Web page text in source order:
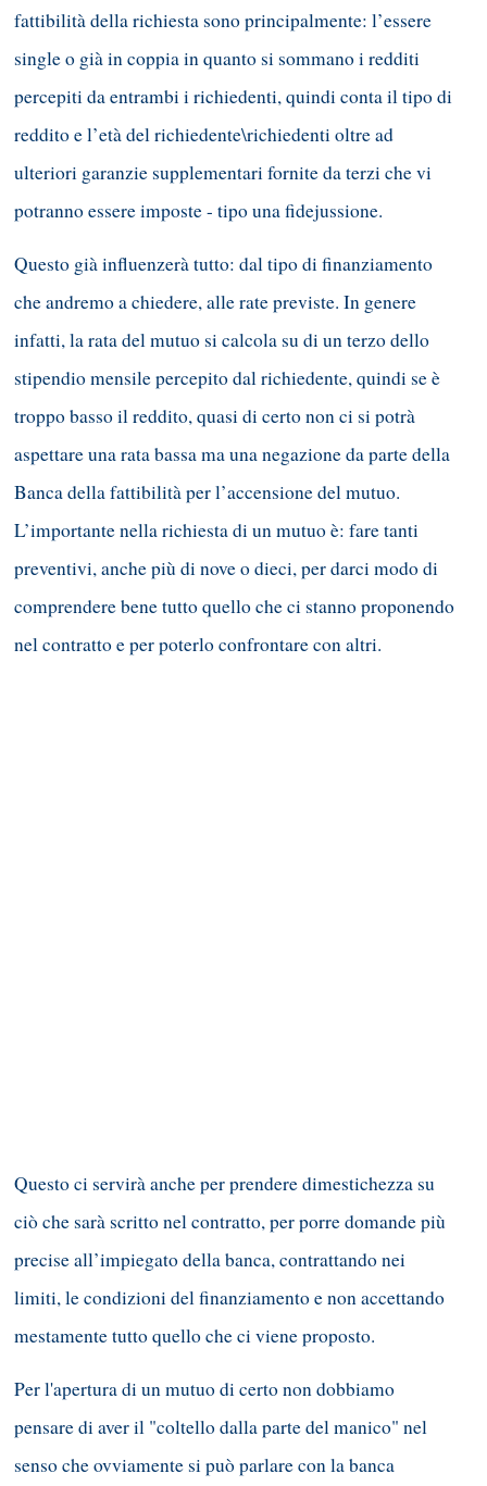
fattibilità della richiesta sono principalmente: l’essere
single o già in coppia in quanto si sommano i redditi
percepiti da entrambi i richiedenti, quindi conta il tipo di
reddito e l’età del richiedente\richiedenti oltre ad
ulteriori garanzie supplementari fornite da terzi che vi
potranno essere imposte - tipo una fidejussione.
Questo già influenzerà tutto: dal tipo di finanziamento
che andremo a chiedere, alle rate previste. In genere
infatti, la rata del mutuo si calcola su di un terzo dello
stipendio mensile percepito dal richiedente, quindi se è
troppo basso il reddito, quasi di certo non ci si potrà
aspettare una rata bassa ma una negazione da parte della
Banca della fattibilità per l’accensione del mutuo.
L’importante nella richiesta di un mutuo è: fare tanti
preventivi, anche più di nove o dieci, per darci modo di
comprendere bene tutto quello che ci stanno proponendo
nel contratto e per poterlo confrontare con altri.
Questo ci servirà anche per prendere dimestichezza su
ciò che sarà scritto nel contratto, per porre domande più
precise all’impiegato della banca, contrattando nei
limiti, le condizioni del finanziamento e non accettando
mestamente tutto quello che ci viene proposto.
Per l'apertura di un mutuo di certo non dobbiamo
pensare di aver il "coltello dalla parte del manico" nel
senso che ovviamente si può parlare con la banca